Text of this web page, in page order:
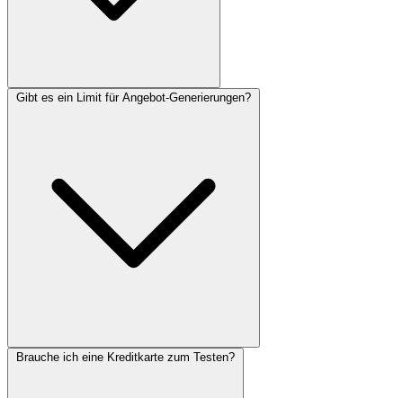
Gibt es ein Limit für Angebot-Generierungen?
Brauche ich eine Kreditkarte zum Testen?